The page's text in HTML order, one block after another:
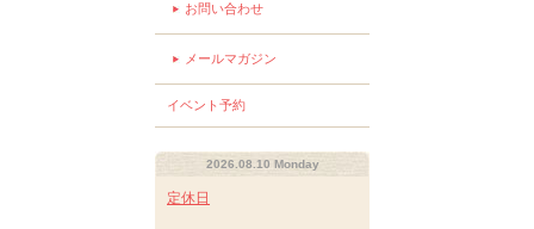
お問い合わせ
メールマガジン
イベント予約
2026.08.10 Monday
定休日